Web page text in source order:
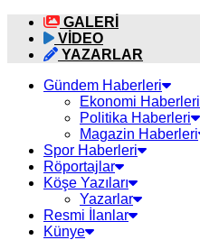
GALERİ
VİDEO
YAZARLAR
Gündem Haberleri
Ekonomi Haberleri
Politika Haberleri
Magazin Haberleri
Spor Haberleri
Röportajlar
Köşe Yazıları
Yazarlar
Resmi İlanlar
Künye